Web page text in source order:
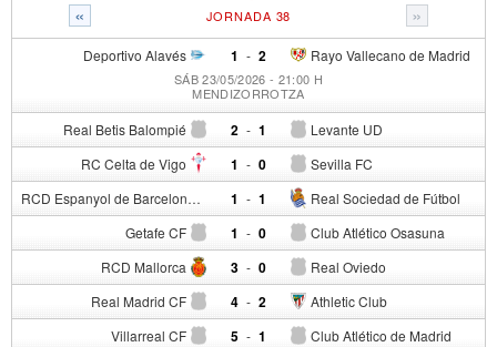
« »
JORNADA 38
Deportivo Alavés 1 - Rayo Vallecano de Madrid
2
SÁB 23/05/2026 - 21:00 H
MENDIZORROTZA
Real Betis Balompié 2 - Levante UD
1
RC Celta de Vigo 1 - Sevilla FC
0
RCD Espanyol de Barcelona 1 - Real Sociedad de Fútbol
1
Getafe CF 1 - Club Atlético Osasuna
0
RCD Mallorca 3 - Real Oviedo
0
Real Madrid CF 4 - Athletic Club
2
Villarreal CF 5 - Club Atlético de Madrid
1